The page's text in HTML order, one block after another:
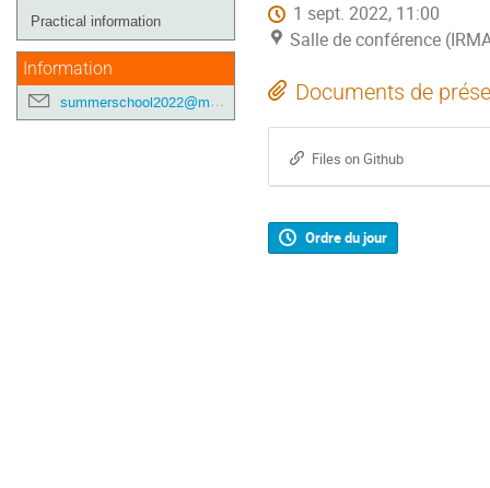
Practical information
Information
summerschool2022@math.unistra.fr
1 sept. 2022, 11:00
Salle de conférence
Documents de
Files on Github
Ordre du jour